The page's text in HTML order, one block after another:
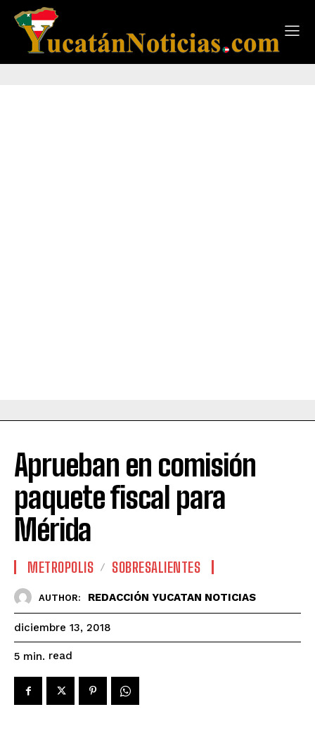
Aprueban en comisión
paquete fiscal para
Mérida
METROPOLIS SOBRESALIENTES
AUTHOR: REDACCIÓN YUCATAN NOTICIAS
diciembre 13, 2018
5 min. read